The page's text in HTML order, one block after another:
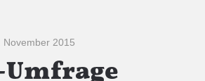
November 2015
Umfrage